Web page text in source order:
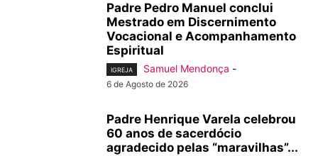
Padre Pedro Manuel conclui
Mestrado em Discernimento
Vocacional e Acompanhamento
Espiritual
IGREJA Samuel Mendonça -
6 de Agosto de 2026
Padre Henrique Varela celebrou
60 anos de sacerdócio
agradecido pelas “maravilhas”...